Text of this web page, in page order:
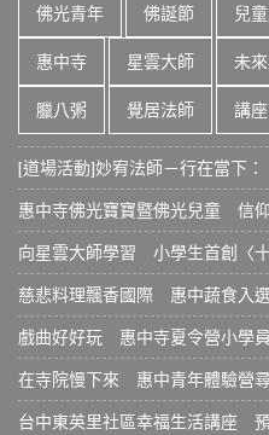
佛光青年 佛誕節 兒
惠中寺 星雲大師 未
臘八粥 覺居法師 講座
[道場活動]妙宥法師－行在當下
惠中寺佛光寶寶暨佛光兒童 信
向星雲大師學習 小學生首創〈
慈悲料理飄香國際 惠中蔬食入
戲曲好好玩 惠中寺夏令營小學
在寺院慢下來 惠中青年體驗營
台中東英里社區幸福生活講座